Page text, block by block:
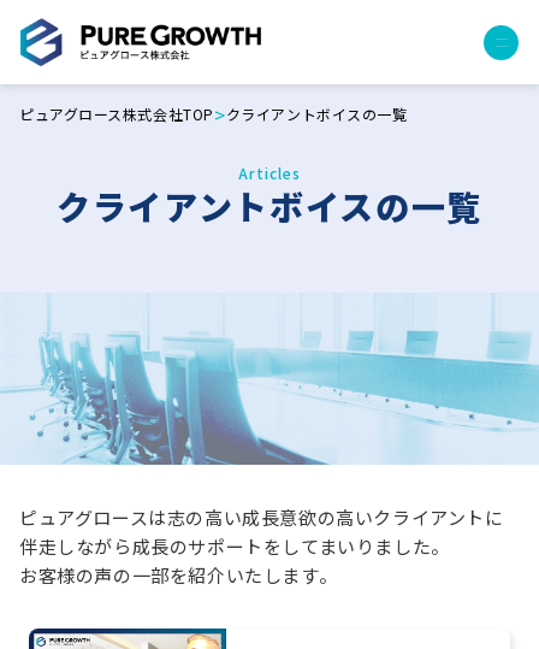
経営コンサルティング
PGハウス（住宅フランチャイズ）
成長ビルダー視察会・勉強会
土地・顧客管理システム
事例
プロジェクト事例
クライアントボイス
お役立ち情報
セミナー
ピュアグロース株式会社TOP>クライアントボイスの一覧
Articles
クライアントボイスの一覧
ピュアグロースは志の高い成長意欲の高いクライアントに
伴走しながら成長のサポートをしてまいりました。
お客様の声の一部を紹介いたします。